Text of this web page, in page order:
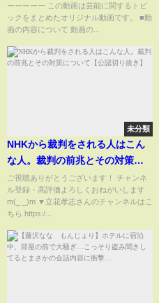
まとめ】【2chスレ】【5chス
レ】
ーーーーー この動画は芸能に関するトピ
ックをまとめたオリジナル動画です。 ■動
画の内容について 動画の...
未分類
NHKから裁判をされる人はこん
な人。裁判の前兆とその対策に
ついて【公認切り抜き】
ご視聴ありがとうございます！ チャンネ
ル登録・高評価よろしくおねがいします
m(_ _)m ▼立花孝志さんのチャンネルはこ
ちら https:/...